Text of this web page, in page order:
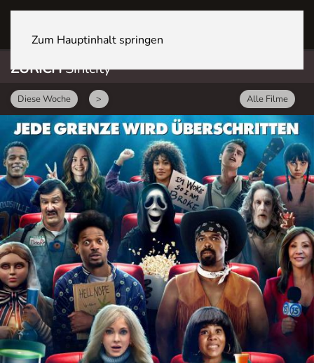
Zum Hauptinhalt springen
ZÜRICHSihlcity
Diese Woche > Alle Filme